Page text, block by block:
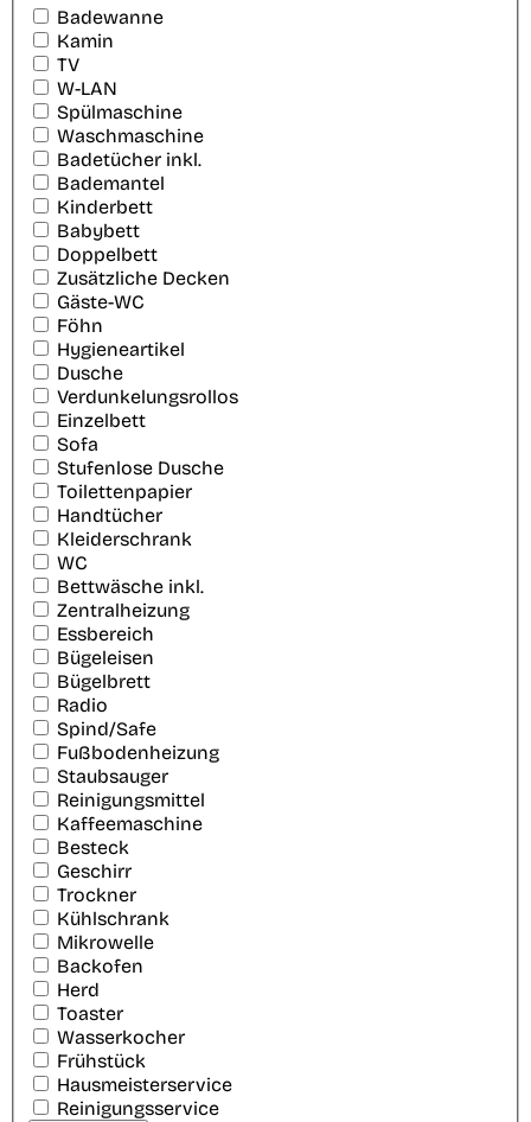
Badewanne
Kamin
TV
W-LAN
Spülmaschine
Waschmaschine
Badetücher inkl.
Bademantel
Kinderbett
Babybett
Doppelbett
Zusätzliche Decken
Gäste-WC
Föhn
Hygieneartikel
Dusche
Verdunkelungsrollos
Einzelbett
Sofa
Stufenlose Dusche
Toilettenpapier
Handtücher
Kleiderschrank
WC
Bettwäsche inkl.
Zentralheizung
Essbereich
Bügeleisen
Bügelbrett
Radio
Spind/Safe
Fußbodenheizung
Staubsauger
Reinigungsmittel
Kaffeemaschine
Besteck
Geschirr
Trockner
Kühlschrank
Mikrowelle
Backofen
Herd
Toaster
Wasserkocher
Frühstück
Hausmeisterservice
Reinigungsservice